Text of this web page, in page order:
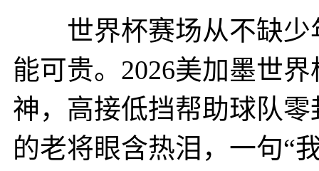
世界杯赛场从不缺少
能可贵。2026美加墨世
神，高接低挡帮助球队
的老将眼含热泪，一句“